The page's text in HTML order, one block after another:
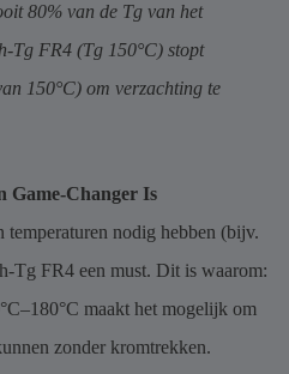
80% van de Tg van het
Tg FR4 (Tg 150°C) stopt
150°C) om verzachting te
Game-Changer Is
nodig hebben (bijv.
Tg FR4 een must. Dit is waarom:
maakt het mogelijk om
zonder kromtrekken.